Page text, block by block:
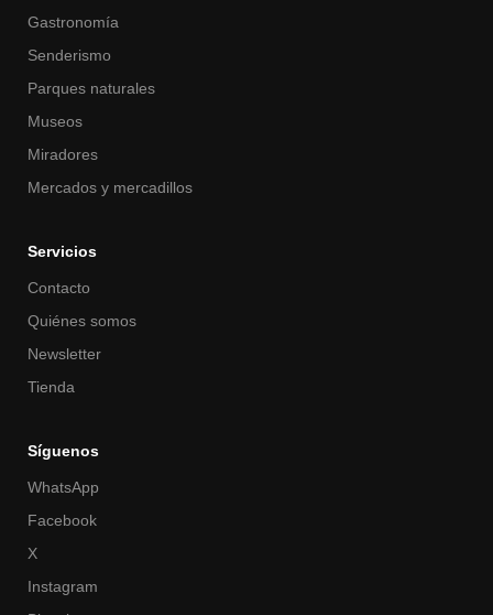
Gastronomía
Senderismo
Parques naturales
Museos
Miradores
Mercados y mercadillos
Servicios
Contacto
Quiénes somos
Newsletter
Tienda
Síguenos
WhatsApp
Facebook
X
Instagram